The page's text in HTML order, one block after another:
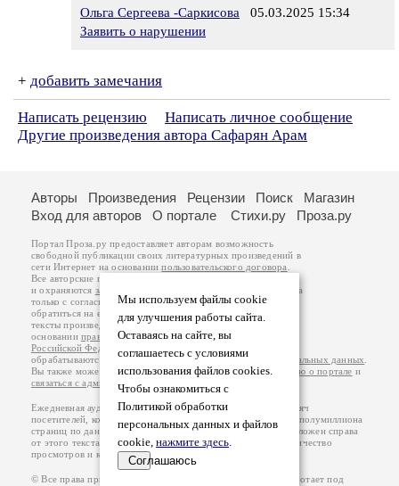
Ольга Сергеева -Саркисова 05.03.2025 15:34
Заявить о нарушении
+ добавить замечания
Написать рецензию
Написать личное сообщение
Другие произведения автора Сафарян Арам
Мы используем файлы cookie
для улучшения работы сайта.
Оставаясь на сайте, вы
соглашаетесь с условиями
использования файлов cookies.
Чтобы ознакомиться с
Политикой обработки
персональных данных и файлов
cookie, нажмите здесь.
Соглашаюсь
Авторы Произведения Рецензии Поиск
Магазин
Вход для авторов
О портале Стихи.ру Проза.ру
Портал Проза.ру предоставляет авторам возможность
свободной публикации своих литературных произведений в
сети Интернет на основаниипользовательского договора
Все авторские права на произведения принадлежат авторам
и охраняются законом
. Перепечатка произведений возможна
только с согласия его автора, к которому вы можете
обратиться на его авторской странице. Ответственность за
тексты произведений авторы несут самостоятельно на
основанииправил публикацииизаконодательства
Российской Федерации
обрабатываются на основанииПолитики обработки персональных данных
Вы также можете посмотреть более подробнуюинформацию о портале и
связаться с администрацией
Ежедневная аудитория портала Проза.ру – порядка 100 тысяч
посетителей, которые в общей сумме просматривают более полумиллиона
страниц по данным счетчика посещаемости, который расположен справа
от этого текста. В каждой графе указано по две цифры: количество
просмотров и количество посетителей.
© Все права принадлежат авторам, 2000-2026. Портал работает под